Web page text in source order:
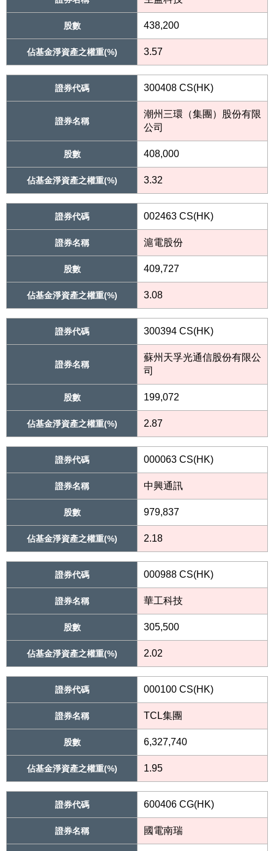
股數 438,200
佔基金淨資產之權重(%) 3.57
證券代碼 300408 CS(HK)
證券名稱
潮州三環（集團）股份有限
公司
股數 408,000
佔基金淨資產之權重(%) 3.32
證券代碼 002463 CS(HK)
證券名稱 滬電股份
股數 409,727
佔基金淨資產之權重(%) 3.08
證券代碼 300394 CS(HK)
證券名稱
蘇州天孚光通信股份有限公
司
股數 199,072
佔基金淨資產之權重(%) 2.87
證券代碼 000063 CS(HK)
證券名稱 中興通訊
股數 979,837
佔基金淨資產之權重(%) 2.18
證券代碼 000988 CS(HK)
證券名稱 華工科技
股數 305,500
佔基金淨資產之權重(%) 2.02
證券代碼 000100 CS(HK)
證券名稱 TCL集團
股數 6,327,740
佔基金淨資產之權重(%) 1.95
證券代碼 600406 CG(HK)
證券名稱 國電南瑞